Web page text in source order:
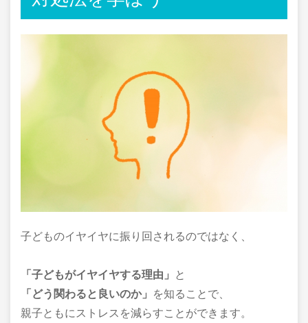
子どものイヤイヤに振り回されるのではなく、
「子どもがイヤイヤする理由」
と
「どう関わると良いのか」
を知ることで、
親子ともにストレスを減らすことができます。